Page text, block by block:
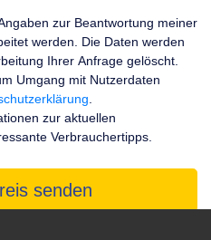
zur Beantwortung meiner
werden. Die Daten werden
Ihrer Anfrage gelöscht.
Umgang mit Nutzerdaten
zur aktuellen
Verbrauchertipps.
senden